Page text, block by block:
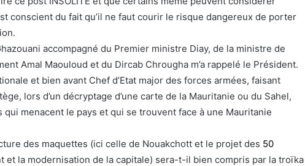
conscient du fait qu’il ne faut courir le risque dangereux de porter
accompagné du Premier ministre Diay, de la ministre de
Amal Maouloud et du Dircab Chrougha m’a rappelé le Président.
et bien avant Chef d’Etat major des forces armées, faisant
lors d’un décryptage d’une carte de la Mauritanie ou du Sahel,
menacent le pays et qui se trouvent face à une Mauritanie
des maquettes (ici celle de Nouakchott et le projet des 50
et la modernisation de la capitale) sera-t-il bien compris par la troïka